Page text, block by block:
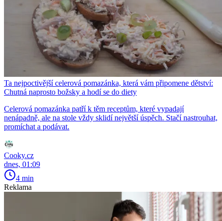
Ta nejpoctivější celerová pomazánka, která vám připomene dětství:
Chutná naprosto božsky a hodí se do diety
Celerová pomazánka patří k těm receptům, které vypadají
nenápadně, ale na stole vždy sklidí největší úspěch. Stačí nastrouhat,
promíchat a podávat.
Cooky.cz
dnes, 01:09
4 min
Reklama